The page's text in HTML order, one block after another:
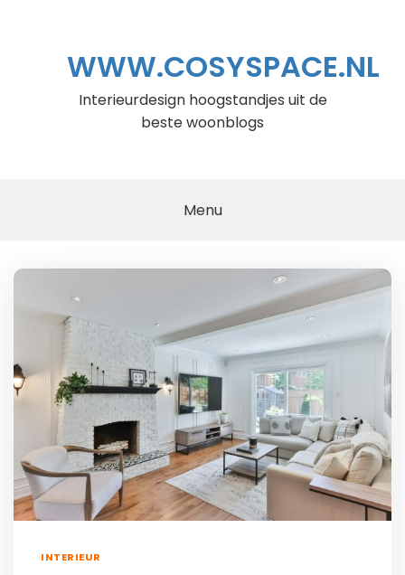
WWW.COSYSPACE.NL
Interieurdesign hoogstandjes uit de
beste woonblogs
Menu
INTERIEUR